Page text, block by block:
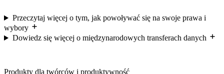
Przeczytaj więcej o tym, jak powoływać się na swoje prawa i
wybory
Dowiedz się więcej o międzynarodowych transferach danych
Produkty dla twórców i produktywność